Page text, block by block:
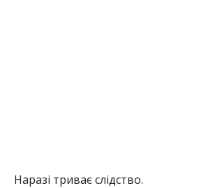
Наразі триває слідство.